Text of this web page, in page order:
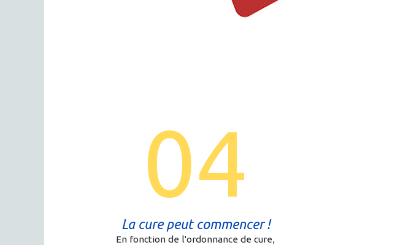
04
La cure peut commencer !
En fonction de l'ordonnance de cure,